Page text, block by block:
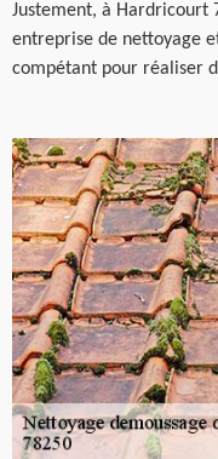
Justement, à Hardricourt
entreprise de nettoyage
compétant pour réaliser